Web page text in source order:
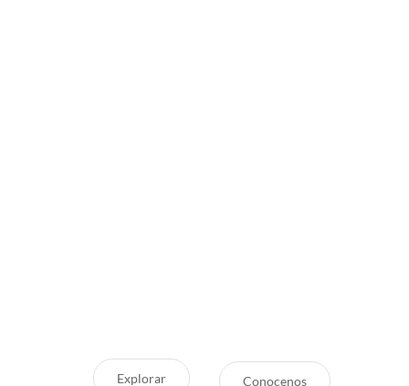
Explorar Conocenos